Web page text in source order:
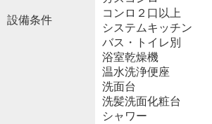
設備条件
コンロ２口以上
システムキッチン
バス・トイレ別
浴室乾燥機
温水洗浄便座
洗面台
洗髪洗面化粧台
シャワー